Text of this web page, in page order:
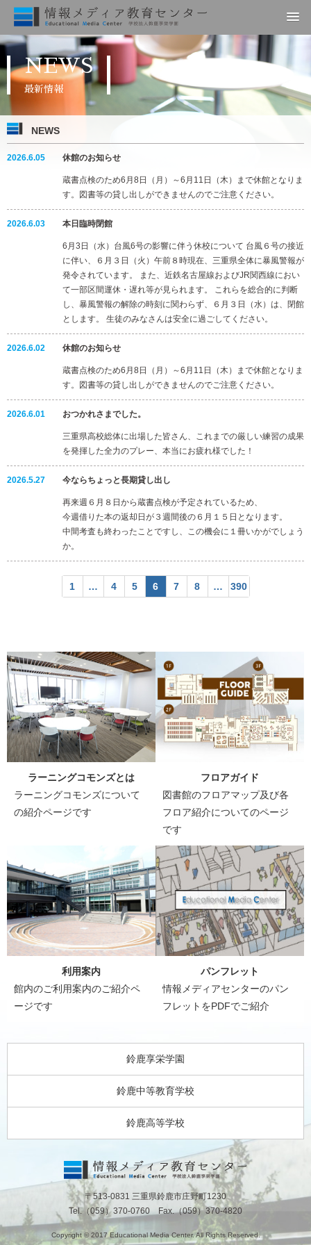
HOME
ラーニングコモンズとは
利用案内
NEWS
最新情報
NEWS
2026.6.05 休館のお知らせ
蔵書点検のため6月8日（月）～6月11日（木）まで休館となりま
す。図書等の貸し出しができませんのでご注意ください。
2026.6.03 本日臨時閉館
6月3日（水）台風6号の影響に伴う休校について 台風６号の接近
に伴い、６月３日（火）午前８時現在、三重県全体に暴風警報が
発令されています。 また、近鉄名古屋線およびJR関西線におい
て一部区間運休・遅れ等が見られます。 これらを総合的に判断
し、暴風警報の解除の時刻に関わらず、６月３日（水）は、閉館
とします。 生徒のみなさんは安全に過ごしてください。
2026.6.02 休館のお知らせ
蔵書点検のため6月8日（月）～6月11日（木）まで休館となりま
す。図書等の貸し出しができませんのでご注意ください。
2026.6.01 おつかれさまでした。
三重県高校総体に出場した皆さん、これまでの厳しい練習の成果
を発揮した全力のプレー、本当にお疲れ様でした！
2026.5.27 今ならちょっと長期貸し出し
再来週６月８日から蔵書点検が予定されているため、
今週借りた本の返却日が３週間後の６月１５日となります。
中間考査も終わったことですし、この機会に１冊いかがでしょう
か。
1 … 4 5 6 7 8 … 390
ラーニングコモンズとは
ラーニングコモンズについて
の紹介ページです
フロアガイド
図書館のフロアマップ及び各
フロア紹介についてのページ
です
利用案内
館内のご利用案内のご紹介ペ
ージです
パンフレット
情報メディアセンターのパン
フレットをPDFでご紹介
鈴鹿享栄学園
鈴鹿中等教育学校
鈴鹿高等学校
〒513-0831 三重県鈴鹿市庄野町1230
Tel.（059）370-0760 Fax.（059）370-4820
Copyright © 2017 Educational Media Center. All Rights Reserved.